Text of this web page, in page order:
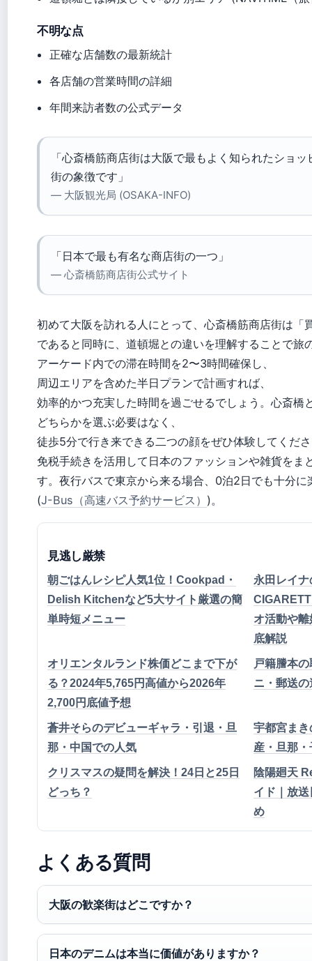
不明な点
正確な店舗数の最新統計
各店舗の営業時間の詳細
年間来訪者数の公式データ
「心斎橋筋商店街は大阪で最もよく知られたショ
街の象徴です」
— 大阪観光局 (OSAKA-INFO)
「日本で最も有名な商店街の一つ」
— 心斎橋筋商店街公式サイト
初めて大阪を訪れる人にとって、心斎橋筋商店街は「
であると同時に、道頓堀との違いを理解することで旅
アーケード内での滞在時間を2〜3時間確保し、
周辺エリアを含めた半日プランで計画すれば、
効率的かつ充実した時間を過ごせるでしょう。心斎橋
どちらかを選ぶ必要はなく、
徒歩5分で行き来できる二つの顔をぜひ体験してくだ
免税手続きを活用して日本のファッションや雑貨をま
す。夜行バスで東京から来る場合、0泊2日でも十分
(J-Bus（高速バス予約サービス） )。
見逃し厳禁
朝ごはんレシピ人気1位！Cookpad・
Delish Kitchenなど5大サイト厳選の簡
単時短メニュー
永田レイ
オ活動や
底解説
オリエンタルランド株価どこまで下が
る？2024年5,765円高値から2026年
2,700円底値予想
戸籍謄本
ニ・郵送の
蒼井そらのデビューギャラ・引退・旦
那・中国での人気
宇都宮ま
産・旦那
クリスマスの疑問を解決！24日と25日
どっち？
陰陽廻天
イド｜放
め
よくある質問
大阪の歓楽街はどこですか？
日本のデニムは本当に価値がありますか？